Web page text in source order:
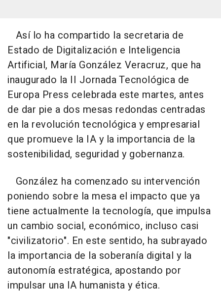
Así lo ha compartido la secretaria de
Estado de Digitalización e Inteligencia
Artificial, María González Veracruz, que ha
inaugurado la II Jornada Tecnológica de
Europa Press celebrada este martes, antes
de dar pie a dos mesas redondas centradas
en la revolución tecnológica y empresarial
que promueve la IA y la importancia de la
sostenibilidad, seguridad y gobernanza.
González ha comenzado su intervención
poniendo sobre la mesa el impacto que ya
tiene actualmente la tecnología, que impulsa
un cambio social, económico, incluso casi
"civilizatorio". En este sentido, ha subrayado
la importancia de la soberanía digital y la
autonomía estratégica, apostando por
impulsar una IA humanista y ética.